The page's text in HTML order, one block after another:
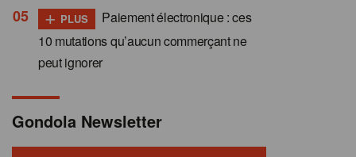
+ PLUS
Paiement électronique : ces
10 mutations qu’aucun commerçant ne
peut ignorer
Gondola Newsletter